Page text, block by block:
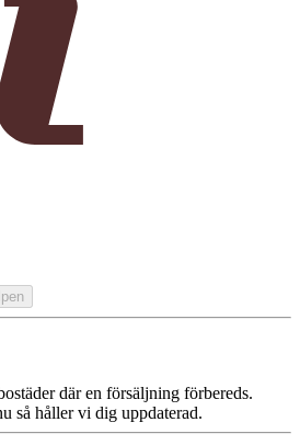
där en försäljning förbereds.
så håller vi dig uppdaterad.